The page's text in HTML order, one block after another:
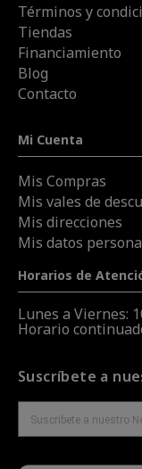
Términos y
Tiendas
Financiamiento
Blog
Contacto
Mi Cuenta
Mis Compras
Mis vales de
Mis direcciones
Mis datos
Horarios de
Lunes a Viernes:
Horario
Suscríbete a